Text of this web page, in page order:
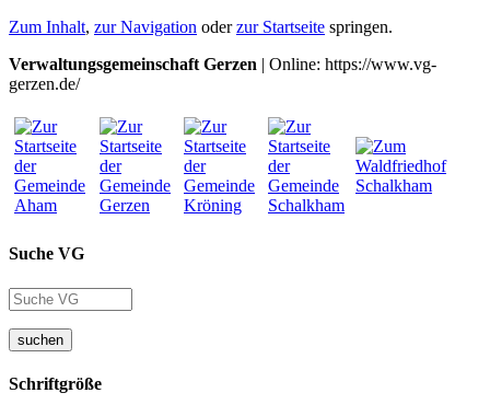
Zum Inhalt, zur Navigation oderzur Startseite springen.
Verwaltungsgemeinschaft Gerzen | Online: https://www.vg-
gerzen.de/
Suche VG
suchen
Schriftgröße